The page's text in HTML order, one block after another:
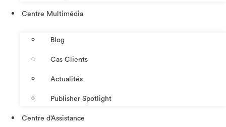
Centre Multimédia
Blog
Cas Clients
Actualités
Publisher Spotlight
Centre d’Assistance